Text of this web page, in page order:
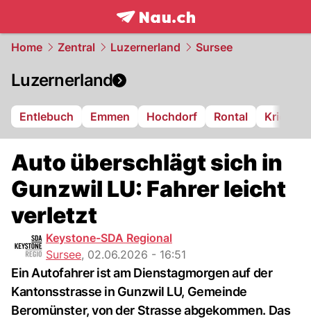
frontpage.NAU.ch
Home Zentral Luzernerland Sursee
Luzernerland
Entlebuch Emmen Hochdorf Rontal Kriens
Auto überschlägt sich in
Gunzwil LU: Fahrer leicht
verletzt
Keystone-SDA Regional
Sursee, 02.06.2026 - 16:51
Ein Autofahrer ist am Dienstagmorgen auf der
Kantonsstrasse in Gunzwil LU, Gemeinde
Beromünster, von der Strasse abgekommen. Das